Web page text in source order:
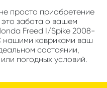
просто приобретение
забота о вашем
Freed I/Spike 2008-
нашими ковриками ваш
состоянии,
погодных условий.